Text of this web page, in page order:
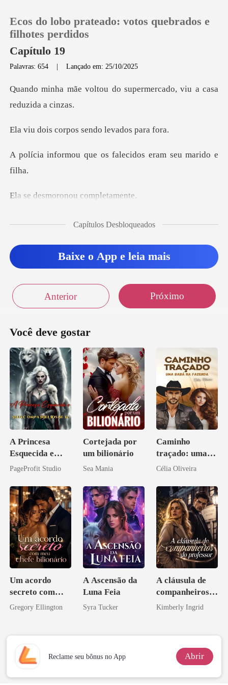
Loja
Histórico
Baixar App
Ecos do lobo prateado: votos quebrados e
filhotes perdidos
Capítulo 19
Palavras: 654 |Lançado em: 25/10/2025
do supermercado, viu a
rpos sendo leva
ue os falecidos eram
oronou comp
Capítulos Desbloqueados
Baixe o App e leia mais
Anterior Próximo
Você deve gostar
A Princesa
Esquecida e
Seus
Beta
PageProfit Studio
Cortejada por
um bilionário
Sea Mania
Caminho
traçado: uma
babá na fazenda
Célia Oliveira
Um acordo
secreto com
meu chefe
Gregory Ellington
A Ascensão da
Luna Feia
Syra Tucker
A cláusula de
companheiros
do professor
Kimberly Ingrid
Reclame seu bônus no App Abrir